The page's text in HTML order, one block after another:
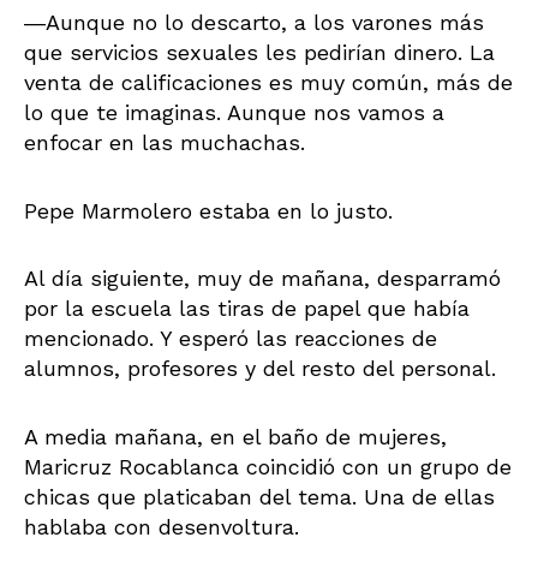
―Aunque no lo descarto, a los varones más
que servicios sexuales les pedirían dinero. La
venta de calificaciones es muy común, más de
lo que te imaginas. Aunque nos vamos a
enfocar en las muchachas.
Pepe Marmolero estaba en lo justo.
Al día siguiente, muy de mañana, desparramó
por la escuela las tiras de papel que había
mencionado. Y esperó las reacciones de
alumnos, profesores y del resto del personal.
A media mañana, en el baño de mujeres,
Maricruz Rocablanca coincidió con un grupo de
chicas que platicaban del tema. Una de ellas
hablaba con desenvoltura.